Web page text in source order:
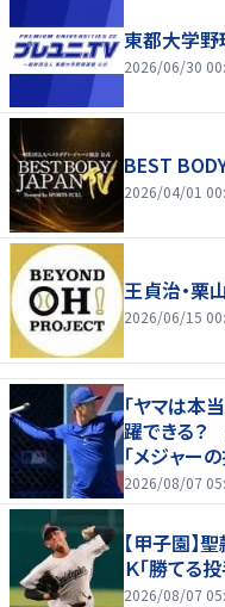
東都大学野
2026/06/30
BEST
2026/04/01
王貞治・栗
2026/06/15
「ヤマは本
躍できる？
「メジャー
2026/08/07
【甲子園】
Ｋ「勝てる
2026/08/07